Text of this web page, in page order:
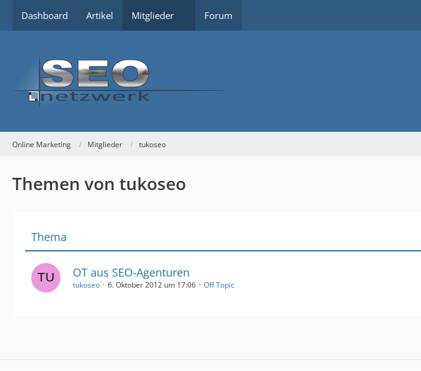
Dashboard Artikel Mitglieder Forum
Online Marketing Mitglieder tukoseo
Themen von tukoseo
Thema
OT aus SEO-Agenturen
tukoseo 6. Oktober 2012 um 17:06 Off Topic